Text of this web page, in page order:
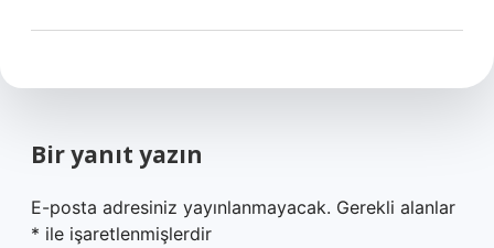
Bir yanıt yazın
E-posta adresiniz yayınlanmayacak. Gerekli alanlar
* ile işaretlenmişlerdir